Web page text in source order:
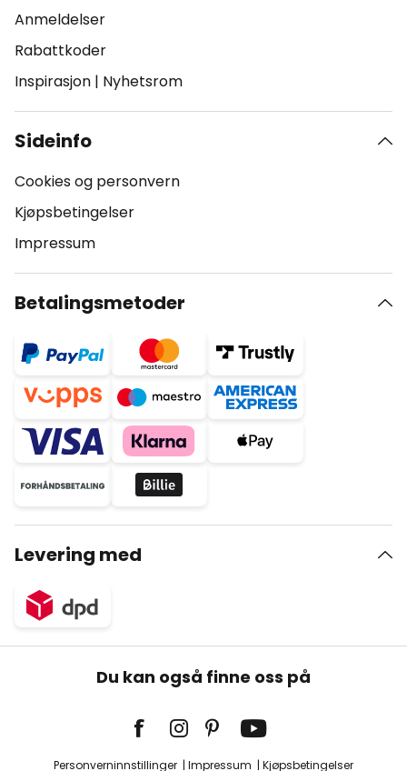
Anmeldelser
Rabattkoder
Inspirasjon | Nyhetsrom
Sideinfo
Cookies og personvern
Kjøpsbetingelser
Impressum
Betalingsmetoder
Levering med
Du kan også finne oss på
Personverninnstillinger Impressum Kjøpsbetingelser